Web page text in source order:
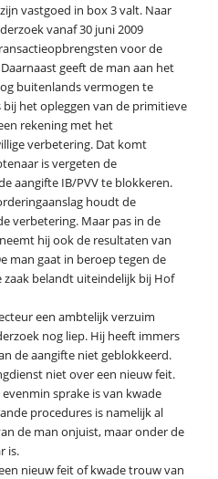
vastgoed in box 3 valt. Naar
vanaf 30 juni 2009
voor de
geeft de man aan het
buitenlands vermogen te
het opleggen van de primitieve
rekening met het
verbetering. Dat komt
is vergeten de
aangifte IB/PVV te blokkeren.
houdt de
verbetering. Maar pas in de
hij ook de resultaten van
man gaat in beroep tegen de
zaak belandt uiteindelijk bij Hof
een ambtelijk verzuim
nog liep. Hij heeft immers
de aangifte niet geblokkeerd.
niet over een nieuw feit.
sprake is van kwade
procedures is namelijk al
de man onjuist, maar onder de
is.
nieuw feit of kwade trouw van